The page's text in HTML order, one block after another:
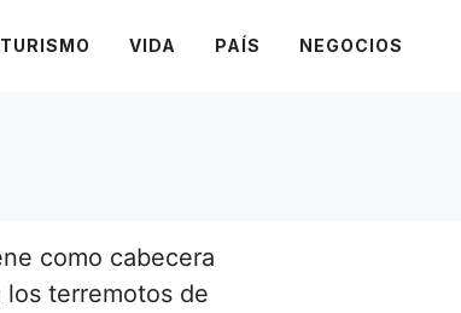
TURISMO VIDA PAÍS NEGOCIOS
como cabecera
terremotos de